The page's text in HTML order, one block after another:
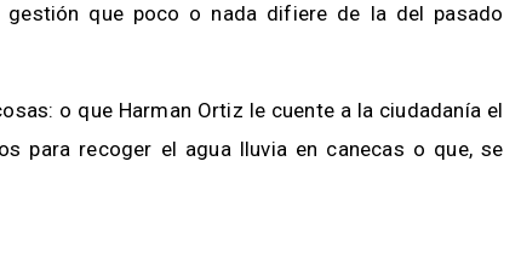
que poco o nada difiere de la del pasado
o que Harman Ortiz le cuente a la ciudadanía el
para recoger el agua lluvia en canecas o que, se